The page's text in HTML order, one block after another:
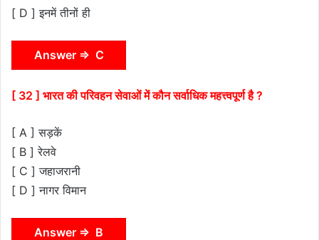
[ D ] इनमें तीनों ही
Answer ⇒ C
[ 32 ] भारत की परिवहन सेवाओं में कौन सर्वाधिक महत्त्वपूर्ण है ?
[ A ] सड़कें
[ B ] रेलवे
[ C ] जहाजरानी
[ D ] नागर विमान
Answer ⇒ B